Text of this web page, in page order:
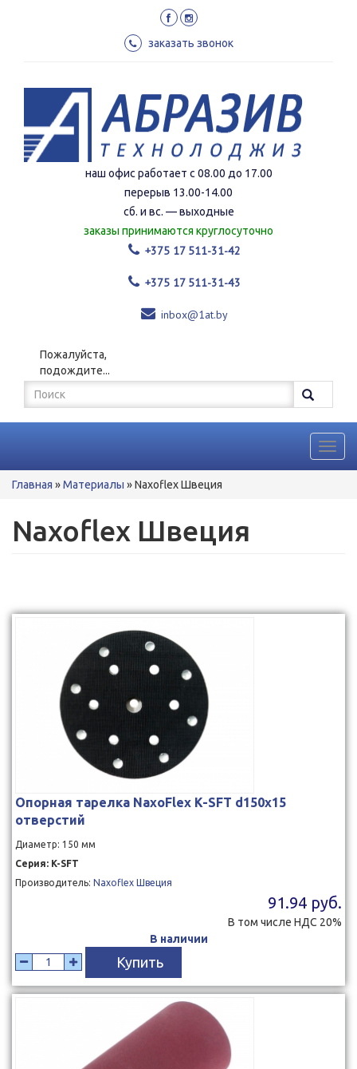
заказать звонок
наш офис работает с 08.00 до 17.00
перерыв 13.00-14.00
сб. и вс. — выходные
заказы принимаются круглосуточно
+375 17 511-31-42
+375 17 511-31-43
inbox@1at.by
Пожалуйста,
подождите...
Форма
поиска
Поиск
Вы
Главная »Материалы »Naxoflex Швеция
Naxoflex Швеция
Опорная тарелка NaxoFlex K-SFT d150x15
отверстий
Диаметр: 150 мм
Серия: K-SFT
Производитель: Naxoflex Швеция
91.94 руб.
В том числе НДС 20%
В наличии
Купить